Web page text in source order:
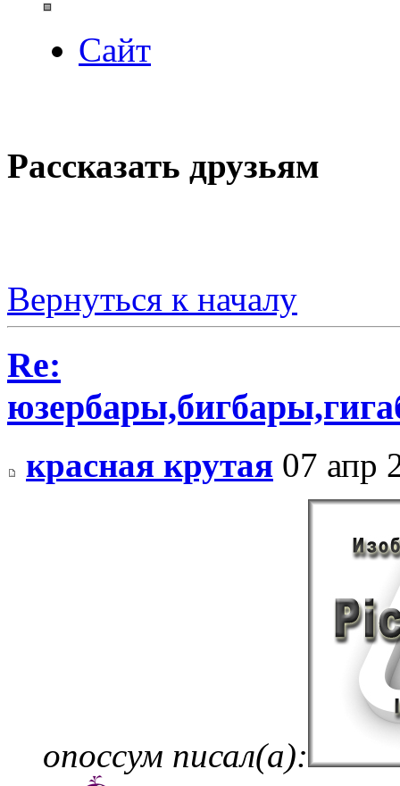
Сайт
Рассказать друзьям
Вернуться к началу
Re:
красная крутая 07 апр
опоссум писал(а):